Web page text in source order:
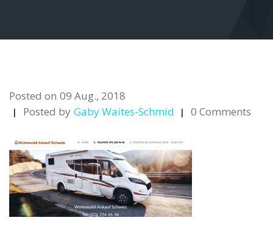
Posted on 09 Aug., 2018
Posted by Gaby Waites-Schmid 0 Comments